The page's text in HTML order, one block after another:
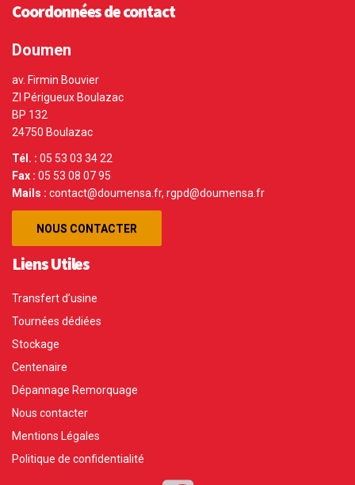
Coordonnées de contact
Doumen
av. Firmin Bouvier
ZI Périgueux Boulazac
BP 132
24750 Boulazac
Tél. : 05 53 03 34 22
Fax : 05 53 08 07 95
Mails : contact@doumensa.fr, rgpd@doumensa.fr
NOUS CONTACTER
Liens Utiles
Transfert d’usine
Tournées dédiées
Stockage
Centenaire
Dépannage Remorquage
Nous contacter
Mentions Légales
Politique de confidentialité